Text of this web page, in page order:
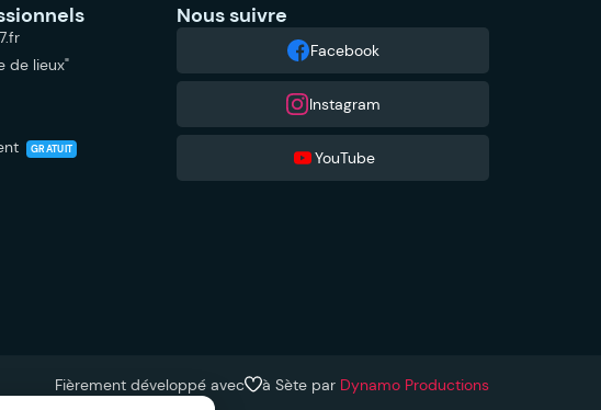
de lieux"
GRATUIT
Nous suivre
Facebook
Instagram
YouTube
Fièrement développé avec à Sète par Dynamo Productions